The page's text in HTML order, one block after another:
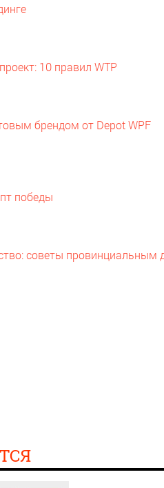
10 правил WTP
брендом от Depot WPF
победы
советы провинциальным